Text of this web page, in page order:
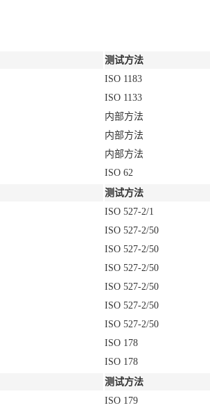
测试方法
ISO 1183
ISO 1133
内部方法
内部方法
内部方法
ISO 62
测试方法
ISO 527-2/1
ISO 527-2/50
ISO 527-2/50
ISO 527-2/50
ISO 527-2/50
ISO 527-2/50
ISO 527-2/50
ISO 178
ISO 178
测试方法
ISO 179